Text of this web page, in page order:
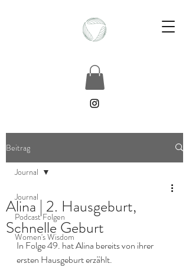
Beitrag
Journal
Podcast Folgen
Women's Wisdom
Journal
Alina | 2. Hausgeburt,
Schnelle Geburt
In Folge 49. hat Alina bereits von ihrer
ersten Hausgeburt erzählt.